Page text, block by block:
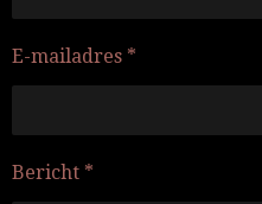
E-mailadres *
Bericht *